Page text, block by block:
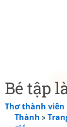
Bé tập
Thơ thành viên
Thành »